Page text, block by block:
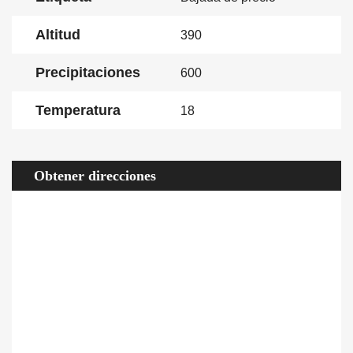
Altitud 390
Precipitaciones 600
Temperatura 18
Obtener direcciones